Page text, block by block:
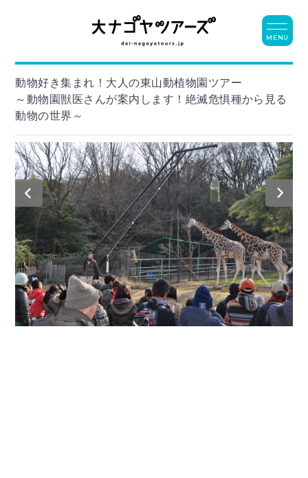
動物好き集まれ！大人の東山動植物園ツアー
～動物園獣医さんが案内します！絶滅危惧種から見る
動物の世界～
MENU